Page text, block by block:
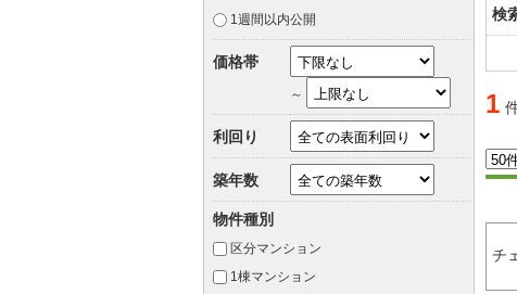
検
1
チ
1週間以内公開
価格帯
～
利回り
築年数
物件種別
区分マンション
1棟マンション